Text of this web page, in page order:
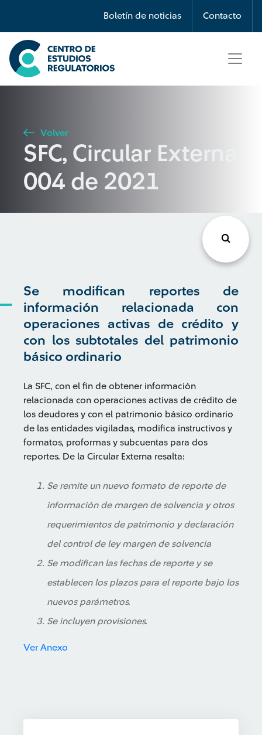
Boletín de noticias Contacto
Búsqueda
Seleccione país
Buscar
Volver
SFC, Circular Externa
004 de 2021
Se modifican reportes de
información relacionada con
operaciones activas de crédito y
con los subtotales del patrimonio
básico ordinario
La SFC, con el fin de obtener información
relacionada con operaciones activas de crédito de
los deudores y con el patrimonio básico ordinario
de las entidades vigiladas, modifica instructivos y
formatos, proformas y subcuentas para dos
reportes. De la Circular Externa resalta:
Se remite un nuevo formato de reporte de
información de margen de solvencia y otros
requerimientos de patrimonio y declaración
del control de ley margen de solvencia
Se modifican las fechas de reporte y se
establecen los plazos para el reporte bajo los
nuevos parámetros.
Se incluyen provisiones.
Ver Anexo